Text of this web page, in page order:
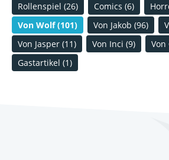
Rollenspiel (26) Comics (6)
Von Wolf (101) Von Jakob (96)
Von Jasper (11) Von Inci (9) Von
Gastartikel (1)